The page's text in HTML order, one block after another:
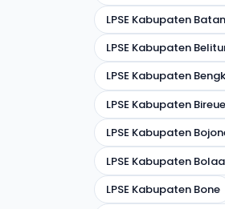
LPSE Kabupaten
LPSE Kabupaten
LPSE Kabupaten
LPSE Kabupaten
LPSE Kabupaten
LPSE Kabupaten
LPSE Kabupaten Bone